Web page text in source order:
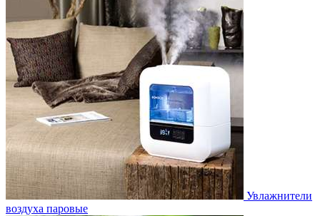
Увлажнители
воздуха паровые